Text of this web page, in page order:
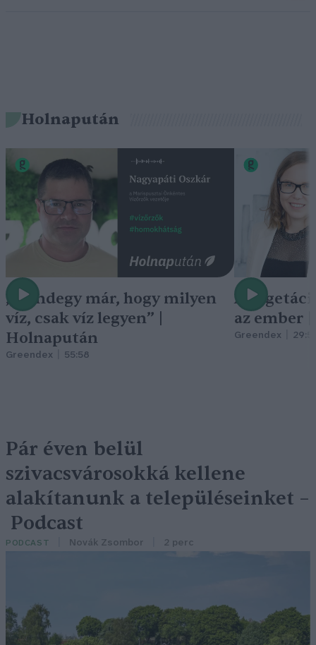
Holnapután
„Mindegy már, hogy milyen
víz, csak víz legyen” |
Holnapután
Greendex 55:58
A
az ember
Greendex
Pár éven belül
szivacsvárosokká kellene
alakítanunk a településeinket –
Podcast
PODCAST Novák Zsombor 2 perc